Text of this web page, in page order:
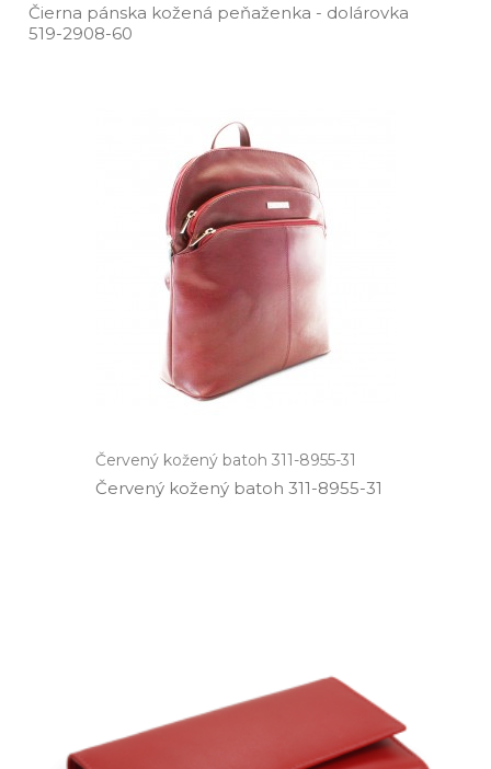
Čierna pánska kožená peňaženka ­- dolárovka
519­-2908­-60
Červený kožený batoh 311-8955-31
Červený kožený batoh 311­-8955­-31